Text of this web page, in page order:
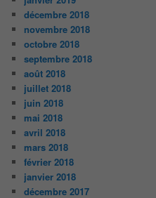
décembre 2018
novembre 2018
octobre 2018
septembre 2018
août 2018
juillet 2018
juin 2018
mai 2018
avril 2018
mars 2018
février 2018
janvier 2018
décembre 2017